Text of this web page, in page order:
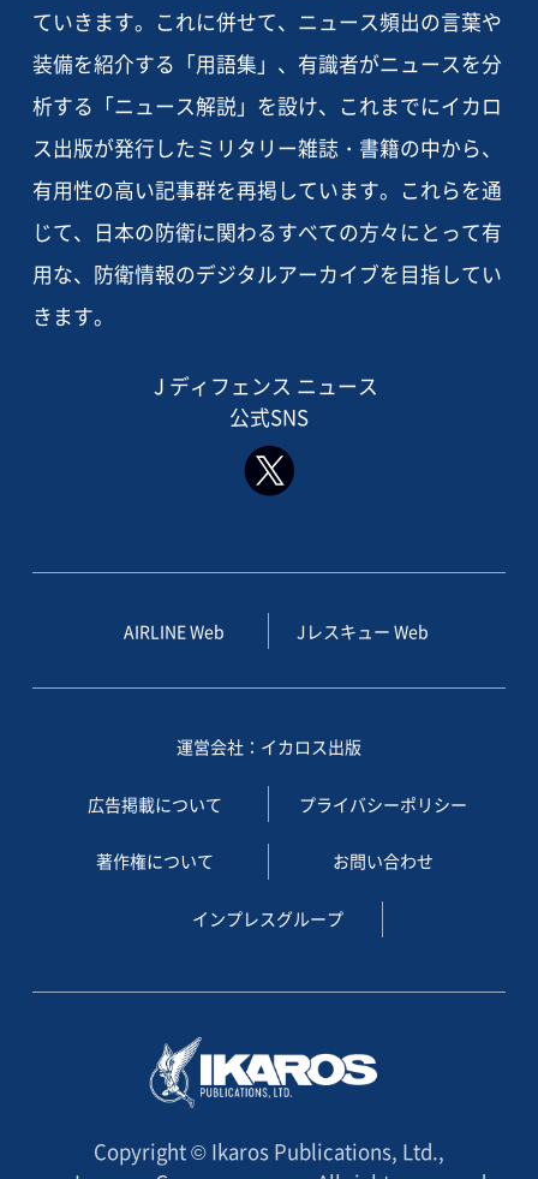
ていきます。これに併せて、ニュース頻出の言葉や
装備を紹介する「用語集」、有識者がニュースを分
析する「ニュース解説」を設け、これまでにイカロ
ス出版が発行したミリタリー雑誌・書籍の中から、
有用性の高い記事群を再掲しています。これらを通
じて、日本の防衛に関わるすべての方々にとって有
用な、防衛情報のデジタルアーカイブを目指してい
きます。
J ディフェンス ニュース
公式SNS
AIRLINE Web Jレスキュー Web
運営会社：イカロス出版
広告掲載について プライバシーポリシー
著作権について お問い合わせ
インプレスグループ
Copyright © Ikaros Publications, Ltd.,